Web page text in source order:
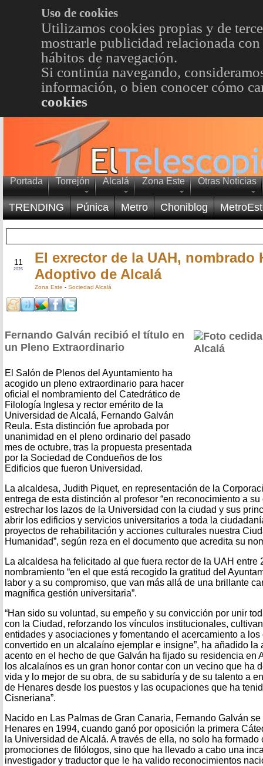
Uso de cookies
Utilizamos cookies propias y de
mostrarle publicidad relacionada
hábitos de navegación.
Si continúa navegando,
información, o bien conocer cómo
cookies
Portada Torrejón Alcalá Zona Este Otras Noticias
TRENDING Púnica Metro Choniblog
11
2025
El exrector de la UAH, nombrado
Adoptivo de Alcalá
Zona Este - Sociedad Alcalá
Fernando Galván recibió el título en
un Pleno Extraordinario
El Salón de Plenos del Ayuntamiento ha
acogido un pleno extraordinario para hacer
oficial el nombramiento del Catedrático de
Filología Inglesa y rector emérito de la
Universidad de Alcalá, Fernando Galván
Reula. Esta distinción fue aprobada por
unanimidad en el pleno ordinario del pasado
mes de octubre, tras la propuesta presentada
por la Sociedad de Condueños de los
Edificios que fueron Universidad.
La alcaldesa, Judith Piquet, en representación de la
entrega de esta distinción al profesor “en reconocimiento a
estrechar los lazos de la Universidad con la ciudad y sus
abrir los edificios y servicios universitarios a toda la
proyectos de rehabilitación y acciones culturales nuestra
Humanidad”, según reza en el documento que acredita su
La alcaldesa ha felicitado al que fuera rector de la UAH entre
nombramiento “en el que está recogido la gratitud del
labor y a su compromiso, que van más allá de una brillante
magnífica gestión universitaria”.
“Han sido su voluntad, su empeño y su convicción por unir
con la Ciudad, reforzando los vínculos institucionales,
entidades y asociaciones y fomentando el acercamiento a
convertido en un alcalaíno ejemplar e insigne”, ha añadido
acento en el hecho de que Galván ha fijado su residencia en
los alcalaínos es un gran honor contar con un vecino que ha
vida y lo mejor de su obra, de su sabiduría y de su talento a
de Henares desde los puestos y las ocupaciones que ha
Cisneriana”.
Nacido en Las Palmas de Gran Canaria, Fernando Galván
Henares en 1994, cuando ganó por oposición la primera
la Universidad de Alcalá. A través de ella, no solo ha
promociones de filólogos, sino que ha llevado a cabo una
investigador y traductor que le ha valido reconocimientos